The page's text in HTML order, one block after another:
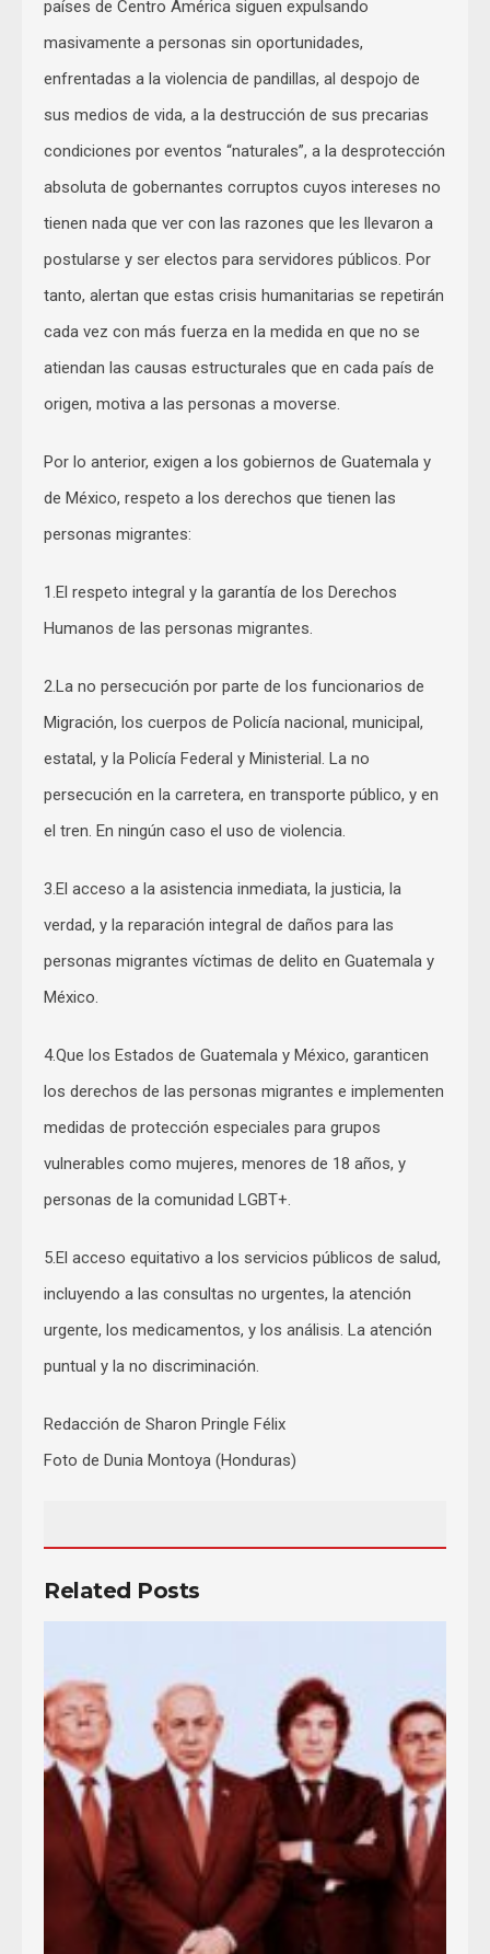
países de Centro América siguen expulsando
masivamente a personas sin oportunidades,
enfrentadas a la violencia de pandillas, al despojo de
sus medios de vida, a la destrucción de sus precarias
condiciones por eventos “naturales”, a la desprotección
absoluta de gobernantes corruptos cuyos intereses no
tienen nada que ver con las razones que les llevaron a
postularse y ser electos para servidores públicos. Por
tanto, alertan que estas crisis humanitarias se repetirán
cada vez con más fuerza en la medida en que no se
atiendan las causas estructurales que en cada país de
origen, motiva a las personas a moverse.
Por lo anterior, exigen a los gobiernos de Guatemala y
de México, respeto a los derechos que tienen las
personas migrantes:
1.El respeto integral y la garantía de los Derechos
Humanos de las personas migrantes.
2.La no persecución por parte de los funcionarios de
Migración, los cuerpos de Policía nacional, municipal,
estatal, y la Policía Federal y Ministerial. La no
persecución en la carretera, en transporte público, y en
el tren. En ningún caso el uso de violencia.
3.El acceso a la asistencia inmediata, la justicia, la
verdad, y la reparación integral de daños para las
personas migrantes víctimas de delito en Guatemala y
México.
4.Que los Estados de Guatemala y México, garanticen
los derechos de las personas migrantes e implementen
medidas de protección especiales para grupos
vulnerables como mujeres, menores de 18 años, y
personas de la comunidad LGBT+.
5.El acceso equitativo a los servicios públicos de salud,
incluyendo a las consultas no urgentes, la atención
urgente, los medicamentos, y los análisis. La atención
puntual y la no discriminación.
Redacción de Sharon Pringle Félix
Foto de Dunia Montoya (Honduras)
Related Posts